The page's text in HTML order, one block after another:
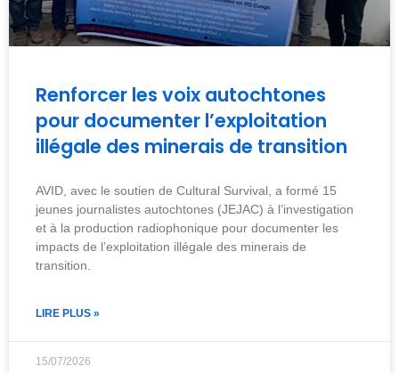
Renforcer les voix autochtones
pour documenter l’exploitation
illégale des minerais de transition
AVID, avec le soutien de Cultural Survival, a formé 15
jeunes journalistes autochtones (JEJAC) à l’investigation
et à la production radiophonique pour documenter les
impacts de l’exploitation illégale des minerais de
transition.
LIRE PLUS »
15/07/2026